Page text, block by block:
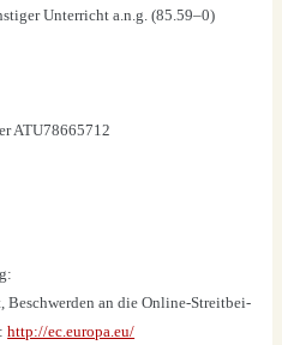
Unter­richt a.n.g. (85.59–0)
ATU78665712
Beschwer­den an die Online-Streit­bei­
http://ec.europa.eu/